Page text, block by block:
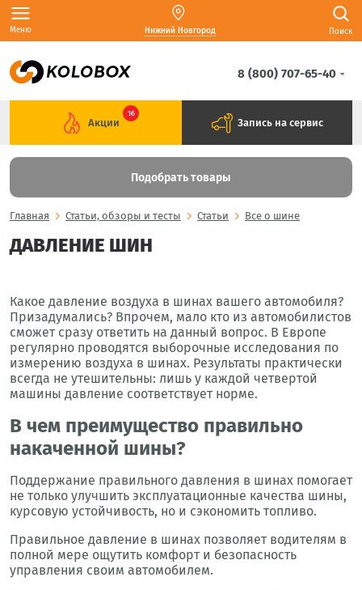
Меню Нижний Новгород Поиск
8 (800) 707-65-40
Акции
16
Запись на сервис
Подобрать товары
Главная Статьи, обзоры и тесты Статьи Все о шине
ДАВЛЕНИЕ ШИН
Какое давление воздуха в шинах вашего автомобиля?
Призадумались? Впрочем, мало кто из автомобилистов
сможет сразу ответить на данный вопрос. В Европе
регулярно проводятся выборочные исследования по
измерению воздуха в шинах. Результаты практически
всегда не утешительны: лишь у каждой четвертой
машины давление соответствует норме.
В чем преимущество правильно
накаченной шины?
Поддержание правильного давления в шинах помогает
не только улучшить эксплуатационные качества шины,
курсовую устойчивость, но и сэкономить топливо.
Правильное давление в шинах позволяет водителям в
полной мере ощутить комфорт и безопасность
управления своим автомобилем.